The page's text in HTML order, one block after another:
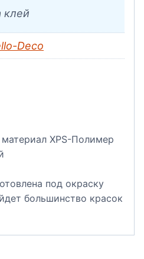
клей
Decо
XPS-Полимер
под окраску
большинство красок